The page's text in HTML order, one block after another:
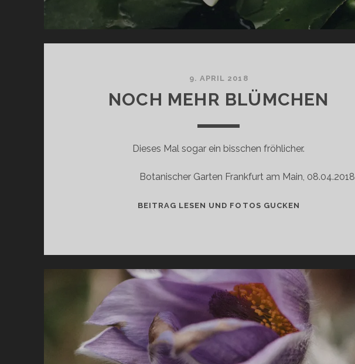
9. APRIL 2018
NOCH MEHR BLÜMCHEN
Dieses Mal sogar ein bisschen fröhlicher.
Botanischer Garten Frankfurt am Main, 08.04.2018
BEITRAG LESEN UND FOTOS GUCKEN